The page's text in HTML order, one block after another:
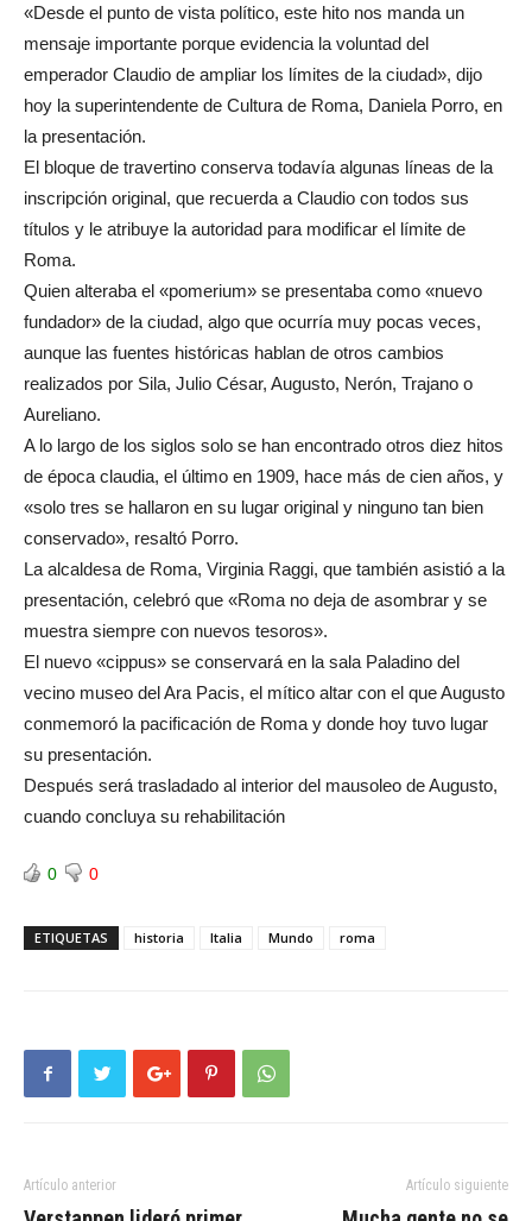
«Desde el punto de vista político, este hito nos manda un
mensaje importante porque evidencia la voluntad del
emperador Claudio de ampliar los límites de la ciudad», dijo
hoy la superintendente de Cultura de Roma, Daniela Porro, en
la presentación.
El bloque de travertino conserva todavía algunas líneas de la
inscripción original, que recuerda a Claudio con todos sus
títulos y le atribuye la autoridad para modificar el límite de
Roma.
Quien alteraba el «pomerium» se presentaba como «nuevo
fundador» de la ciudad, algo que ocurría muy pocas veces,
aunque las fuentes históricas hablan de otros cambios
realizados por Sila, Julio César, Augusto, Nerón, Trajano o
Aureliano.
A lo largo de los siglos solo se han encontrado otros diez hitos
de época claudia, el último en 1909, hace más de cien años, y
«solo tres se hallaron en su lugar original y ninguno tan bien
conservado», resaltó Porro.
La alcaldesa de Roma, Virginia Raggi, que también asistió a la
presentación, celebró que «Roma no deja de asombrar y se
muestra siempre con nuevos tesoros».
El nuevo «cippus» se conservará en la sala Paladino del
vecino museo del Ara Pacis, el mítico altar con el que Augusto
conmemoró la pacificación de Roma y donde hoy tuvo lugar
su presentación.
Después será trasladado al interior del mausoleo de Augusto,
cuando concluya su rehabilitación
0 0
ETIQUETAS historia Italia Mundo roma
Artículo anterior Artículo siguiente